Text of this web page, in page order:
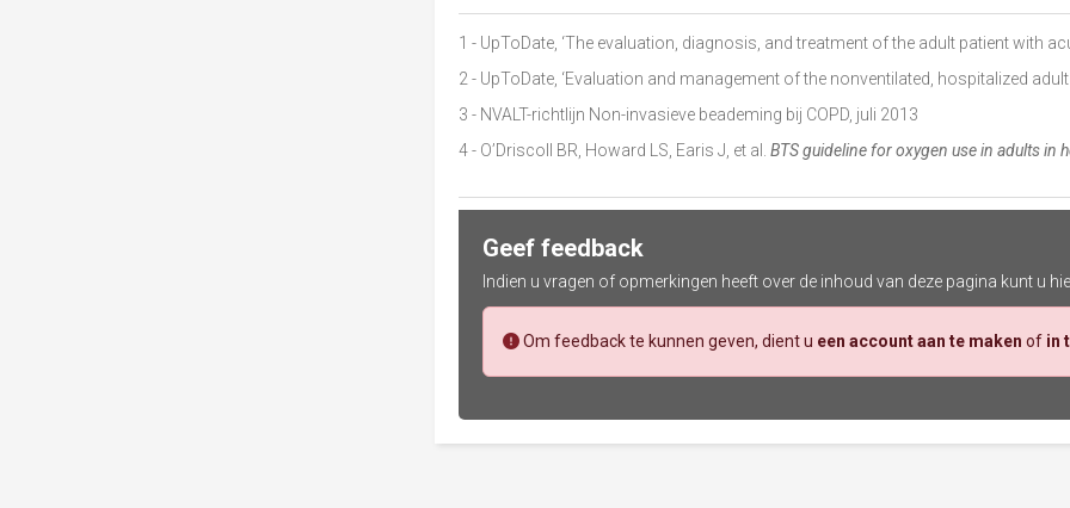
1 - UpToDate, ‘The evaluation, diagnosis, and treatment of the adult patient with
2 - UpToDate, ‘Evaluation and management of the nonventilated, hospitalized
3 - NVALT-richtlijn Non-invasieve beademing bij COPD, juli 2013
4- O’Driscoll BR, Howard LS, Earis J, et al. BTS guideline for oxygen use in adults in
Geef feedback
Indien u vragen of opmerkingen heeft over de inhoud van deze pagina kunt u
Om feedback te kunnen geven, dient u een account aan te maken of in